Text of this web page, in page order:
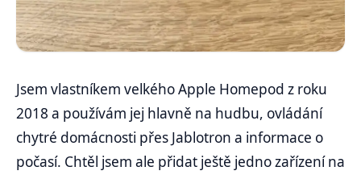
Jsem vlastníkem velkého Apple Homepod z roku
2018 a používám jej hlavně na hudbu, ovládání
chytré domácnosti přes Jablotron a informace o
počasí. Chtěl jsem ale přidat ještě jedno zařízení na